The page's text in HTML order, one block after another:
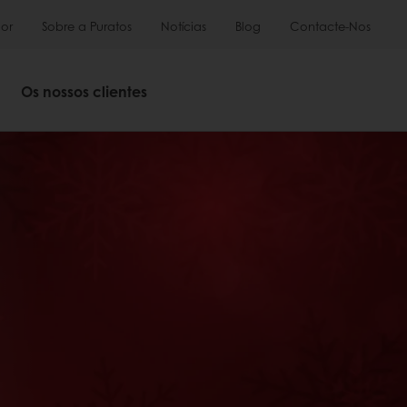
Sobre a Puratos Notícias Blog Contacte-Nos
Os nossos clientes